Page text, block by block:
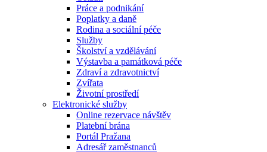
Práce a podnikání
Poplatky a daně
Rodina a sociální péče
Služby
Školství a vzdělávání
Výstavba a památková péče
Zdraví a zdravotnictví
Zvířata
Životní prostředí
Elektronické služby
Online rezervace návštěv
Platební brána
Portál Pražana
Adresář zaměstnanců